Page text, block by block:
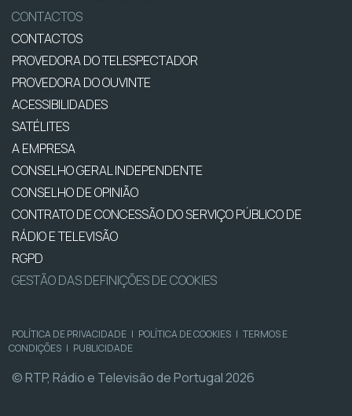
CONTACTOS
CONTACTOS
PROVEDORA DO TELESPECTADOR
PROVEDORA DO OUVINTE
ACESSIBILIDADES
SATÉLITES
A EMPRESA
CONSELHO GERAL INDEPENDENTE
CONSELHO DE OPINIÃO
CONTRATO DE CONCESSÃO DO SERVIÇO PÚBLICO DE
RÁDIO E TELEVISÃO
RGPD
GESTÃO DAS DEFINIÇÕES DE COOKIES
POLÍTICA DE PRIVACIDADE | POLÍTICA DE COOKIES | TERMOS E
CONDIÇÕES | PUBLICIDADE
© RTP, Rádio e Televisão de Portugal 2026